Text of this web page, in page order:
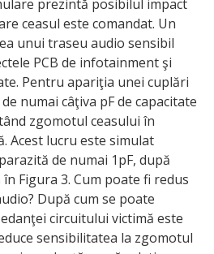
prezintă posibilul impact
ceasul este comandat. Un
unui traseu audio sensibil
PCB de infotainment şi
Pentru apariţia unei cuplări
numai câţiva pF de capacitate
zgomotul ceasului în
Acest lucru este simulat
de numai 1pF, după
Figura 3. Cum poate fi redus
După cum se poate
circuitului victimă este
sensibilitatea la zgomotul